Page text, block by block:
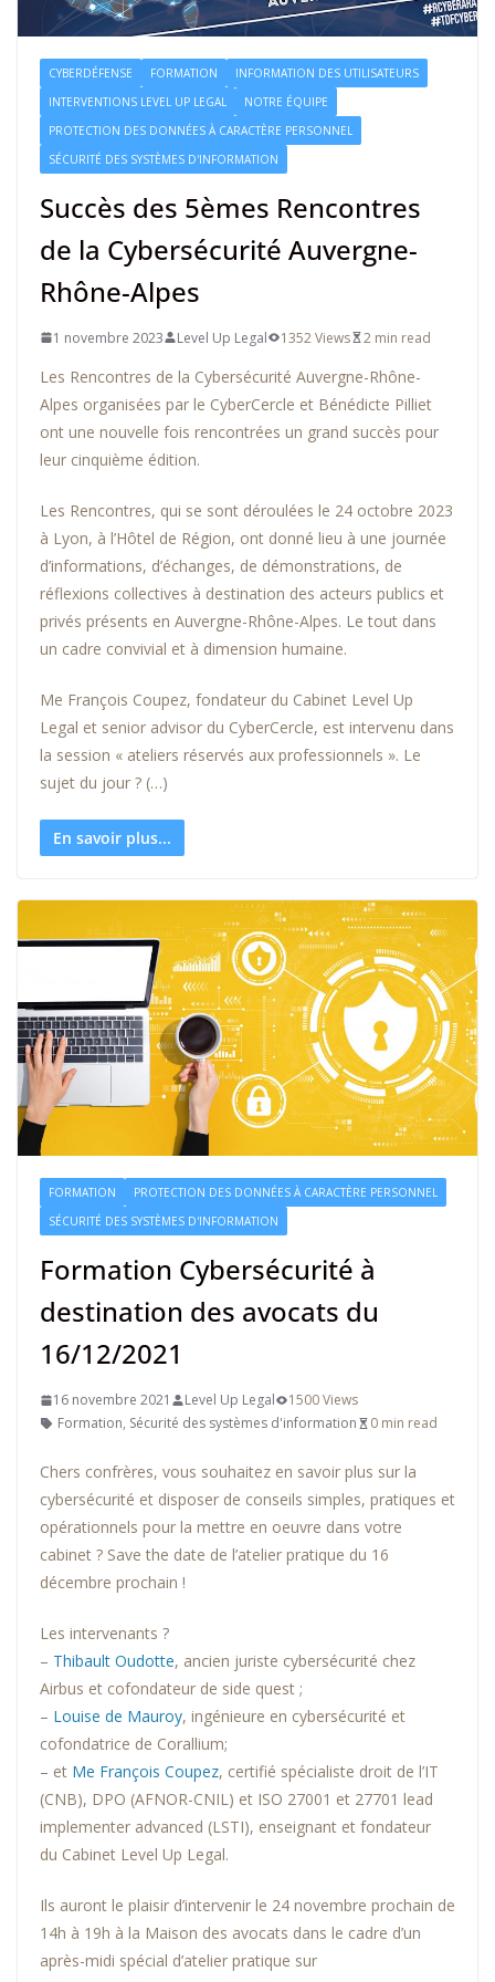
CYBERDÉFENSE FORMATION
INFORMATION DES UTILISATEURS
INTERVENTIONS LEVEL UP LEGAL
NOTRE ÉQUIPE
PROTECTION DES DONNÉES À CARACTÈRE PERSONNEL
SÉCURITÉ DES SYSTÈMES D'INFORMATION
Succès des 5èmes Rencontres
de la Cybersécurité Auvergne-
Rhône-Alpes
1 novembre 2023 Level Up Legal 1352 Views 2 min read
Les Rencontres de la Cybersécurité Auvergne-Rhône-
Alpes organisées par le CyberCercle et Bénédicte Pilliet
ont une nouvelle fois rencontrées un grand succès pour
leur cinquième édition.
Les Rencontres, qui se sont déroulées le 24 octobre 2023
à Lyon, à l’Hôtel de Région, ont donné lieu à une journée
d’informations, d’échanges, de démonstrations, de
réflexions collectives à destination des acteurs publics et
privés présents en Auvergne-Rhône-Alpes. Le tout dans
un cadre convivial et à dimension humaine.
Me François Coupez, fondateur du Cabinet Level Up
Legal et senior advisor du CyberCercle, est intervenu dans
la session « ateliers réservés aux professionnels ». Le
sujet du jour ? (…)
En savoir plus...
FORMATION
PROTECTION DES DONNÉES À CARACTÈRE PERSONNEL
SÉCURITÉ DES SYSTÈMES D'INFORMATION
Formation Cybersécurité à
destination des avocats du
16/12/2021
16 novembre 2021 Level Up Legal
1500 Views
Formation, Sécurité des systèmes d'information 0 min read
Chers confrères, vous souhaitez en savoir plus sur la
cybersécurité et disposer de conseils simples, pratiques et
opérationnels pour la mettre en oeuvre dans votre
cabinet ? Save the date de l’atelier pratique du 16
décembre prochain !
Les intervenants ?
– Thibault Oudotte, ancien juriste cybersécurité chez
Airbus et cofondateur de side quest ;
– Louise de Mauroy, ingénieure en cybersécurité et
cofondatrice de Corallium;
– et Me François Coupez, certifié spécialiste droit de l’IT
(CNB), DPO (AFNOR-CNIL) et ISO 27001 et 27701 lead
implementer advanced (LSTI), enseignant et fondateur
du Cabinet Level Up Legal.
Ils auront le plaisir d’intervenir le 24 novembre prochain de
14h à 19h à la Maison des avocats dans le cadre d’un
après-midi spécial d’atelier pratique sur